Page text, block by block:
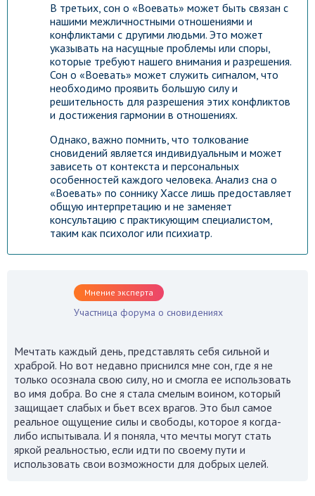
В третьих, сон о «Воевать» может быть связан с
нашими межличностными отношениями и
конфликтами с другими людьми. Это может
указывать на насущные проблемы или споры,
которые требуют нашего внимания и разрешения.
Сон о «Воевать» может служить сигналом, что
необходимо проявить большую силу и
решительность для разрешения этих конфликтов
и достижения гармонии в отношениях.
Однако, важно помнить, что толкование
сновидений является индивидуальным и может
зависеть от контекста и персональных
особенностей каждого человека. Анализ сна о
«Воевать» по соннику Хассе лишь предоставляет
общую интерпретацию и не заменяет
консультацию с практикующим специалистом,
таким как психолог или психиатр.
Мнение эксперта
Участница форума о сновидениях
Мечтать каждый день, представлять себя сильной и
храброй. Но вот недавно приснился мне сон, где я не
только осознала свою силу, но и смогла ее использовать
во имя добра. Во сне я стала смелым воином, который
защищает слабых и бьет всех врагов. Это был самое
реальное ощущение силы и свободы, которое я когда-
либо испытывала. И я поняла, что мечты могут стать
яркой реальностью, если идти по своему пути и
использовать свои возможности для добрых целей.